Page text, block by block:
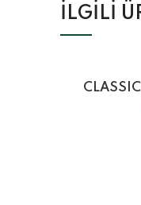
İLGILI